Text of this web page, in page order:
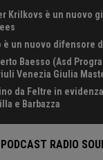
Krilkovs è un nuovo
è un nuovo difensore
Baesso (Asd
Venezia Giulia
da Feltre in
e Barbazza
PODCAST RADIO